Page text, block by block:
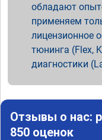
обладают
применяем
лицензионное
тюнинга (Flex,
диагностики
Отзывы о нас:
850 оценок